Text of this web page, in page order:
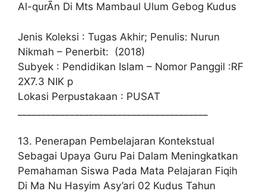
Al-qurÃn Di Mts Mambaul Ulum Gebog Kudus
Jenis Koleksi : Tugas Akhir; Penulis: Nurun
Nikmah – Penerbit: (2018)
Subyek : Pendidikan Islam – Nomor Panggil :RF
2X7.3 NIK p
Lokasi Perpustakaan : PUSAT
13. Penerapan Pembelajaran Kontekstual
Sebagai Upaya Guru Pai Dalam Meningkatkan
Pemahaman Siswa Pada Mata Pelajaran Fiqih
Di Ma Nu Hasyim Asy’ari 02 Kudus Tahun